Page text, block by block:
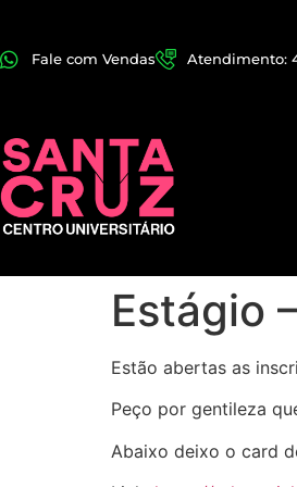
Fale com Vendas Atendimento:
Estágio
Estão abertas as
Peço por gentileza
Abaixo deixo o card